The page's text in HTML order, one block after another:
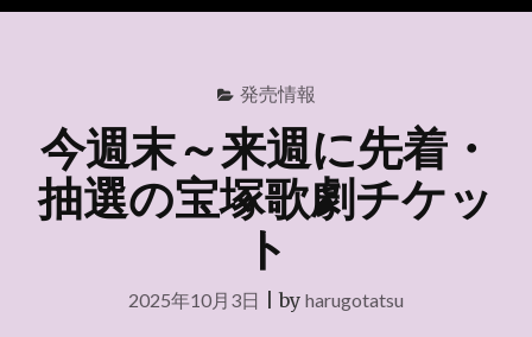
発売情報
今週末～来週に先着・
抽選の宝塚歌劇チケッ
ト
2025年10月3日 |by harugotatsu